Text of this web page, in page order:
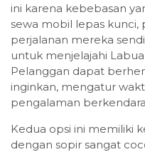
ini karena kebebasan
sewa mobil lepas
perjalanan mereka
untuk menjelajahi
Pelanggan dapat
inginkan, mengatur
pengalaman
Kedua opsi ini memiliki
dengan sopir sangat